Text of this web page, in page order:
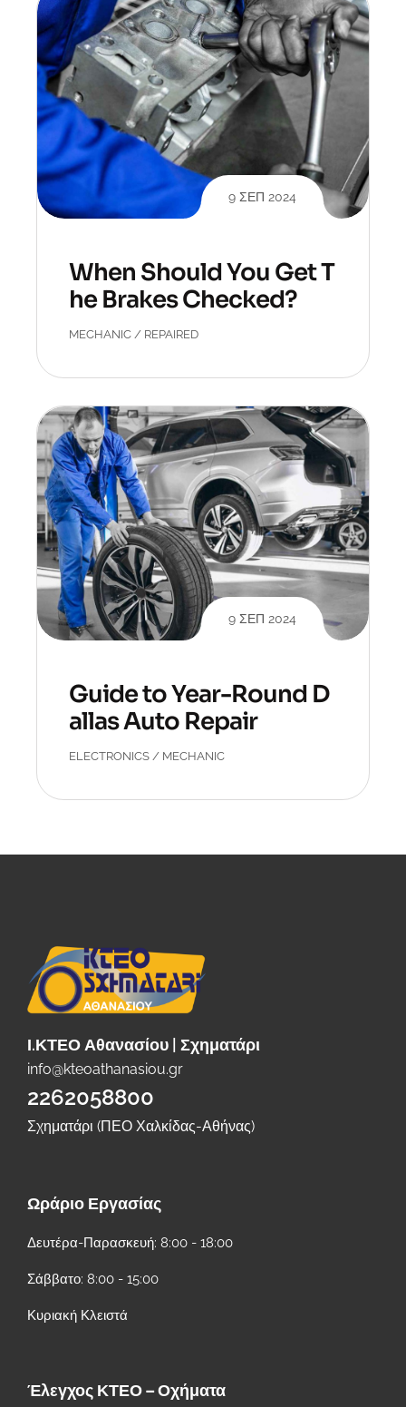
9 ΣΕΠ 2024
When Should You Get T
he Brakes Checked?
MECHANIC / REPAIRED
9 ΣΕΠ 2024
Guide to Year-Round D
allas Auto Repair
ELECTRONICS / MECHANIC
Ι.ΚΤΕΟ Αθανασίου | Σχηματάρι
info@kteoathanasiou.gr
2262058800
Σχηματάρι (ΠΕΟ Χαλκίδας-Αθήνας)
Ωράριο Εργασίας
Δευτέρα-Παρασκευή: 8:00 - 18:00
Σάββατο: 8:00 - 15:00
Κυριακή Κλειστά
Έλεγχος ΚΤΕΟ – Οχήματα